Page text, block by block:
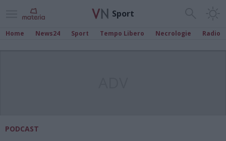
Sport
Home News24 Sport Tempo Libero Necrologie Radio
PODCAST